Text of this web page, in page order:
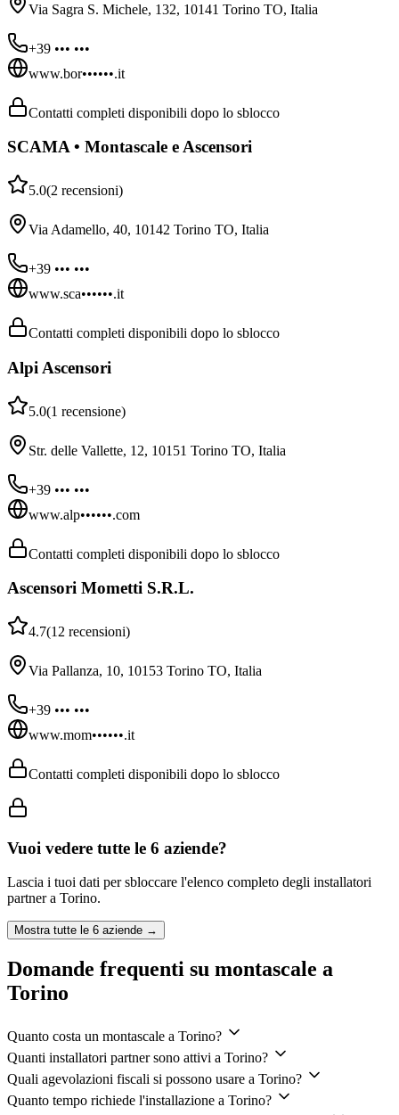
Via Sagra S. Michele, 132, 10141 Torino TO, Italia
+39 ••• •••
www.bor••••••.it
Contatti completi disponibili dopo lo sblocco
SCAMA • Montascale e Ascensori
5.0(2 recensioni)
Via Adamello, 40, 10142 Torino TO, Italia
+39 ••• •••
www.sca••••••.it
Contatti completi disponibili dopo lo sblocco
Alpi Ascensori
5.0(1 recensione)
Str. delle Vallette, 12, 10151 Torino TO, Italia
+39 ••• •••
www.alp••••••.com
Contatti completi disponibili dopo lo sblocco
Ascensori Mometti S.R.L.
4.7(12 recensioni)
Via Pallanza, 10, 10153 Torino TO, Italia
+39 ••• •••
www.mom••••••.it
Contatti completi disponibili dopo lo sblocco
Vuoi vedere tutte le 6 aziende?
Lascia i tuoi dati per sbloccare l'elenco completo degli installatori
partner a Torino.
Mostra tutte le 6 aziende →
Domande frequenti su montascale a
Torino
Quanto costa un montascale a Torino?
Quanti installatori partner sono attivi a Torino?
Quali agevolazioni fiscali si possono usare a Torino?
Quanto tempo richiede l'installazione a Torino?